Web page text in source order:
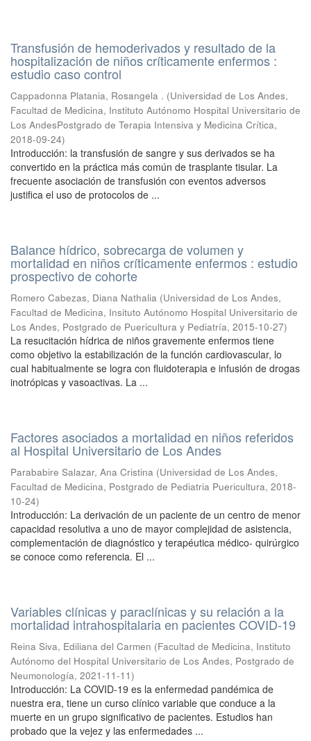
Transfusión de hemoderivados y resultado de la
hospitalización de niños críticamente enfermos :
estudio caso control
Cappadonna Platania, Rosangela . (Universidad de Los Andes,
Facultad de Medicina, Instituto Autónomo Hospital Universitario de
Los AndesPostgrado de Terapia Intensiva y Medicina Crítica,
2018-09-24)
Introducción: la transfusión de sangre y sus derivados se ha
convertido en la práctica más común de trasplante tisular. La
frecuente asociación de transfusión con eventos adversos
justifica el uso de protocolos de ...
Balance hídrico, sobrecarga de volumen y
mortalidad en niños críticamente enfermos : estudio
prospectivo de cohorte
Romero Cabezas, Diana Nathalia (Universidad de Los Andes,
Facultad de Medicina, Insituto Autónomo Hospital Universitario de
Los Andes, Postgrado de Puericultura y Pediatría, 2015-10-27)
La resucitación hídrica de niños gravemente enfermos tiene
como objetivo la estabilización de la función cardiovascular, lo
cual habitualmente se logra con fluidoterapia e infusión de drogas
inotrópicas y vasoactivas. La ...
Factores asociados a mortalidad en niños referidos
al Hospital Universitario de Los Andes
Parababire Salazar, Ana Cristina (Universidad de Los Andes,
Facultad de Medicina, Postgrado de Pediatria Puericultura, 2018-
10-24)
Introducción: La derivación de un paciente de un centro de menor
capacidad resolutiva a uno de mayor complejidad de asistencia,
complementación de diagnóstico y terapéutica médico- quirúrgico
se conoce como referencia. El ...
Variables clínicas y paraclínicas y su relación a la
mortalidad intrahospitalaria en pacientes COVID-19
Reina Siva, Ediliana del Carmen (Facultad de Medicina, Instituto
Autónomo del Hospital Universitario de Los Andes, Postgrado de
Neumonología, 2021-11-11)
Introducción: La COVID-19 es la enfermedad pandémica de
nuestra era, tiene un curso clínico variable que conduce a la
muerte en un grupo significativo de pacientes. Estudios han
probado que la vejez y las enfermedades ...